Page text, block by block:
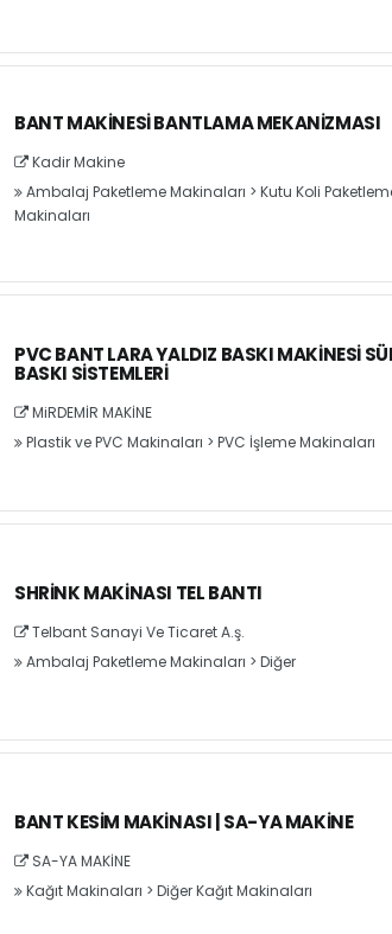
BANT MAKINESI BANTLAMA MEKANIZMASI
Kadir Makine
Ambalaj Paketleme Makinaları > Kutu Koli
Makinaları
PVC BANT LARA YALDIZ BASKI MAKINESI
BASKI SISTEMLERI
MiRDEMİR MAKİNE
Plastik ve PVC Makinaları > PVC İşleme Makinaları
SHRINK MAKINASI TEL BANTI
Telbant Sanayi Ve Ticaret A.ş.
Ambalaj Paketleme Makinaları > Diğer
BANT KESIM MAKINASI | SA-YA MAKINE
SA-YA MAKİNE
Kağıt Makinaları > Diğer Kağıt Makinaları